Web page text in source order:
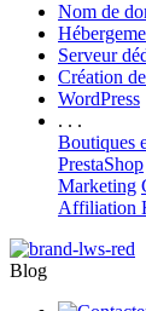
Nom de
Serveur
Création
WordPress
. . .
Boutiques
PrestaShop
Marketing
Affiliation
Blog